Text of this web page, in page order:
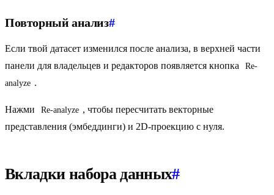
Повторный анализ#
Если твой датасет изменился после анализа, в верхней части
панели для владельцев и редакторов появляется кнопка
Re-
analyze .
Нажми Re-analyze , чтобы пересчитать векторные
представления (эмбеддинги) и 2D-проекцию с нуля.
Вкладки набора данных#